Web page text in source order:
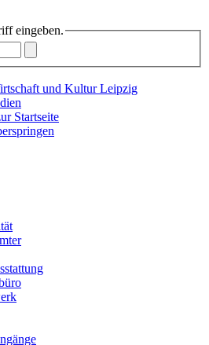
eingeben.
und Kultur Leipzig